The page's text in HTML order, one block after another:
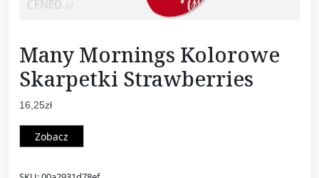
Many Mornings Kolorowe
Skarpetki Strawberries
16,25zł
Zobacz